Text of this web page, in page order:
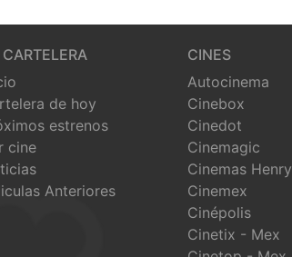
de hoy
estrenos
cine
Anteriores
CINES
Autocinema
Cinebox
Cinedot
Cinemagic
Cinemas Henry
Cinemex
Cinépolis
Cinetix - Mex